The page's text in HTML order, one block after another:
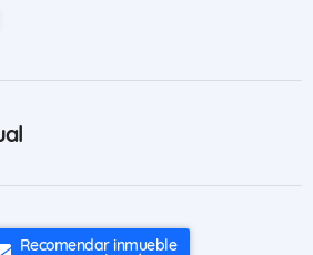
Recomendar inmueble